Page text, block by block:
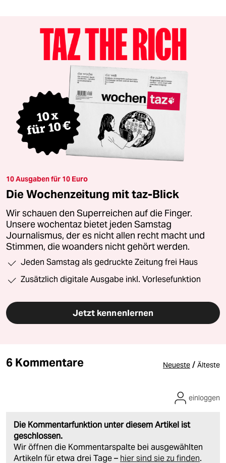
10 Ausgaben für 10 Euro
Die Wochenzeitung mit taz-Blick
Wir schauen den Superreichen auf die Finger.
Unsere wochentaz bietet jeden Samstag
Journalismus, der es nicht allen recht macht und
Stimmen, die woanders nicht gehört werden.
Jeden Samstag als gedruckte Zeitung frei Haus
Zusätzlich digitale Ausgabe inkl. Vorlesefunktion
Jetzt kennenlernen
6 Kommentare Neueste / Älteste
Die Kommentarfunktion unter diesem Artikel ist
geschlossen.
Wir öffnen die Kommentarspalte bei ausgewählten
Artikeln für etwa drei Tage – hier sind sie zu finden.
einloggen